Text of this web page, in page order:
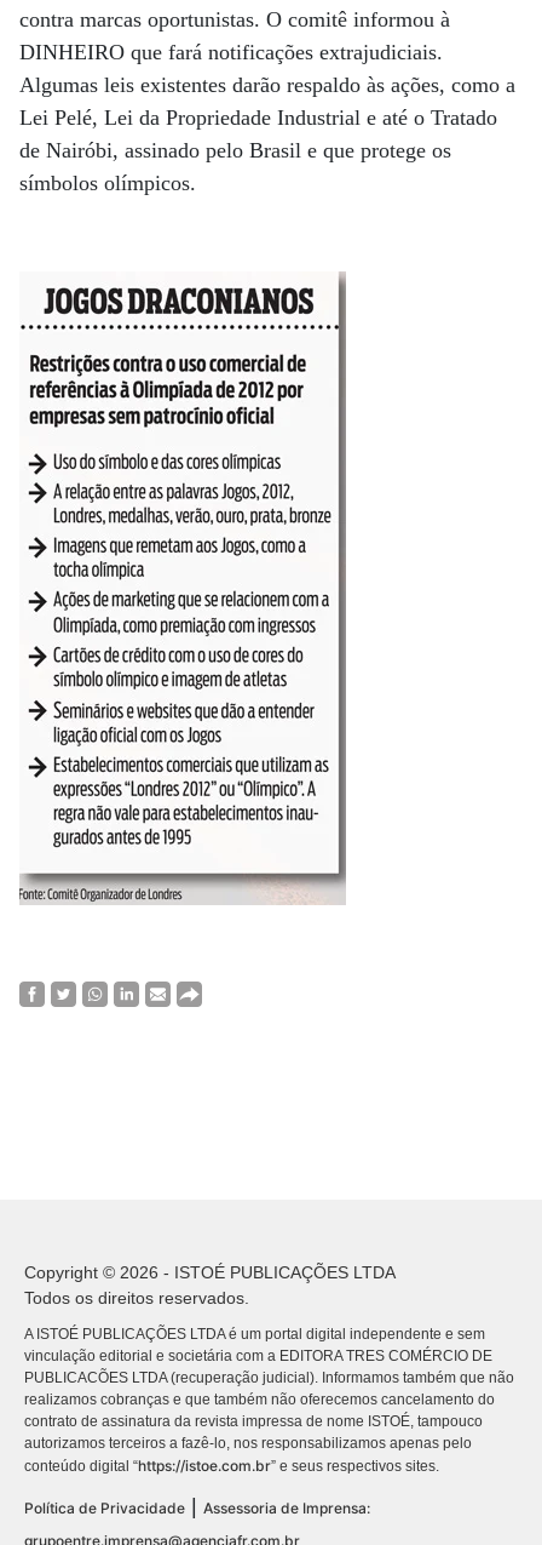
contra marcas oportunistas. O comitê informou à
DINHEIRO que fará notificações extrajudiciais.
Algumas leis existentes darão respaldo às ações, como a
Lei Pelé, Lei da Propriedade Industrial e até o Tratado
de Nairóbi, assinado pelo Brasil e que protege os
símbolos olímpicos.
Copyright © 2026 - ISTOÉ PUBLICAÇÕES LTDA
Todos os direitos reservados.
A ISTOÉ PUBLICAÇÕES LTDA é um portal digital independente e sem
vinculação editorial e societária com a EDITORA TRES COMÉRCIO DE
PUBLICACÕES LTDA (recuperação judicial). Informamos também que não
realizamos cobranças e que também não oferecemos cancelamento do
contrato de assinatura da revista impressa de nome ISTOÉ, tampouco
autorizamos terceiros a fazê-lo, nos responsabilizamos apenas pelo
conteúdo digital “https://istoe.com.br” e seus respectivos sites.
Política de Privacidade | Assessoria de Imprensa:
grupoentre.imprensa@agenciafr.com.br